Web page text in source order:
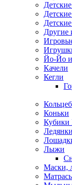
Другие
Йо-Йо и
Качели
Кегли
Коньки
Кубики
Ледянки
Лыжи
Маски,